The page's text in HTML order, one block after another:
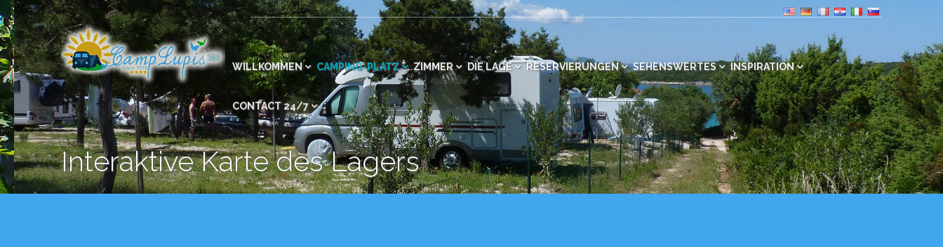
WILLKOMMEN CAMPING-PLATZ ZIMMER DIE LAGE RESERVIERUNGEN SEHENSWERTES INSPIRATION
CONTACT 24/7
Interaktive Karte des Lagers